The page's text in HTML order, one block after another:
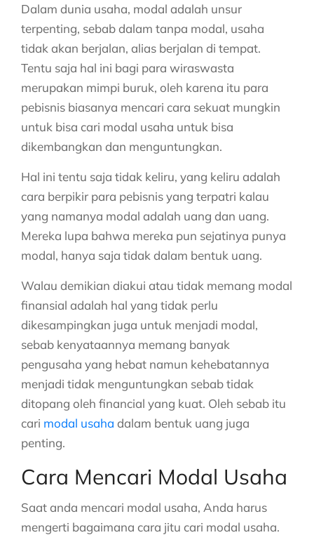
Dalam dunia usaha, modal adalah unsur
terpenting, sebab dalam tanpa modal, usaha
tidak akan berjalan, alias berjalan di tempat.
Tentu saja hal ini bagi para wiraswasta
merupakan mimpi buruk, oleh karena itu para
pebisnis biasanya mencari cara sekuat mungkin
untuk bisa cari modal usaha untuk bisa
dikembangkan dan menguntungkan.
Hal ini tentu saja tidak keliru, yang keliru adalah
cara berpikir para pebisnis yang terpatri kalau
yang namanya modal adalah uang dan uang.
Mereka lupa bahwa mereka pun sejatinya punya
modal, hanya saja tidak dalam bentuk uang.
Walau demikian diakui atau tidak memang modal
finansial adalah hal yang tidak perlu
dikesampingkan juga untuk menjadi modal,
sebab kenyataannya memang banyak
pengusaha yang hebat namun kehebatannya
menjadi tidak menguntungkan sebab tidak
ditopang oleh financial yang kuat. Oleh sebab itu
cari modal usaha dalam bentuk uang juga
penting.
Cara Mencari Modal Usaha
Saat anda mencari modal usaha, Anda harus
mengerti bagaimana cara jitu cari modal usaha.